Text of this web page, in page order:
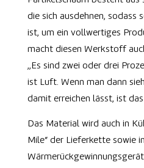
die sich ausdehnen, sodass
ist, um ein vollwertiges
macht diesen Werkstoff
„Es sind zwei oder drei
ist Luft. Wenn man dann
damit erreichen lässt, ist
Das Material wird auch in
Mile“ der Lieferkette sowie in